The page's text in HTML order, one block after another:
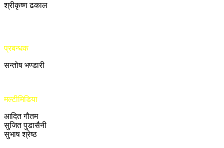
श्रीकृष्ण ढकाल
प्रबन्धक
सन्तोष भण्डारी
मल्टीमिडिया
आदित गौतम
सुजित पुडासैनी
सुभाष श्रेष्ठ